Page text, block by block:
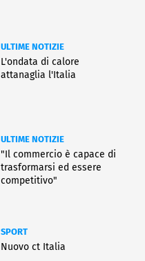
ULTIME NOTIZIE
L'ondata di calore
attanaglia l'Italia
ULTIME NOTIZIE
"Il commercio è capace di
trasformarsi ed essere
competitivo"
SPORT
Nuovo ct Italia